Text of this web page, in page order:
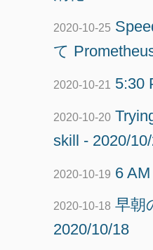
2020-10-25
て
2020-10-21 5:30
2020-10-20
skill - 2020/
2020-10-19 6
2020-10-18 早朝
2020/10/18